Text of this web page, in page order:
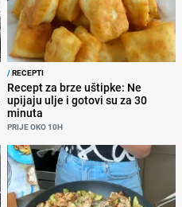
/RECEPTI
Recept za brze uštipke: Ne
upijaju ulje i gotovi su za 30
minuta
PRIJE OKO 10H